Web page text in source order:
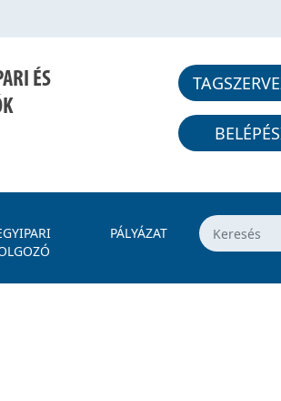
ÉS
PÁLYÁZAT